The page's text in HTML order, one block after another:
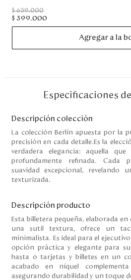
Viaje
Mi cuenta
Blog
Servicio al cliente
Nuestras Tiendas
Colombia
Costa Rica
Panamá
USA
$ 659.000
$ 399.000
Agregar a la
Especificaciones
Descripción colección
La colección Berlín apuesta por la
precisión en cada detalle.Es la
verdadera elegancia: aquella
profundamente refinada. Cada
suavidad excepcional, revelando
texturizada.
Descripción producto
Esta billetera pequeña, elaborada
una sutil textura, ofrece un
minimalista. Es ideal para el
opción práctica y elegante para
hasta 6 tarjetas y billetes en un
acabado en níquel
asegurando durabilidad y un toque